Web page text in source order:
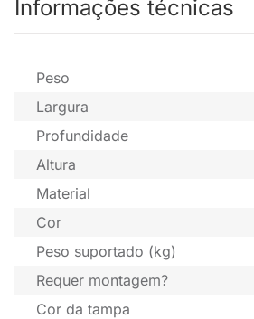
Informações técnicas
Peso
Largura
Profundidade
Altura
Material
Cor
Peso suportado (kg)
Requer montagem?
Cor da tampa